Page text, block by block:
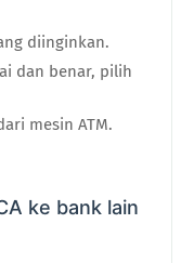
diinginkan.
dan benar, pilih
mesin ATM.
ke bank lain